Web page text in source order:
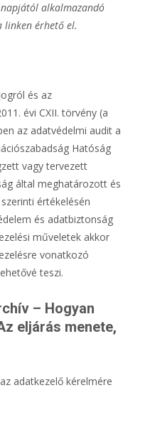
alkalmazandó
linken érhető el.
és az
évi CXII. törvény (a
az adatvédelmi audit a
Hatóság
vagy tervezett
által meghatározott és
értékelésén
és adatbiztonság
műveletek akkor
vonatkozó
teszi.
– Hogyan
eljárás menete,
adatkezelő kérelmére